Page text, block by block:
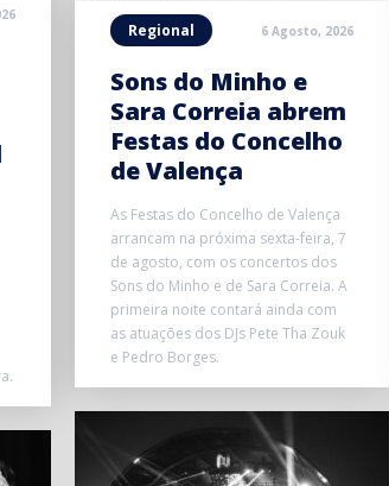
Regional 6 Agosto, 2026
Sons do Minho e
Sara Correia abrem
Festas do Concelho
de Valença
As Festas do Concelho de Valença
arrancam na próxima sexta-feira, 7
de agosto, com os concertos dos
Sons do Minho e de Sara Correia. A
primeira noite contará ainda com
as atuações dos DJs Pete Tha Zouk
e Pedro Borges.